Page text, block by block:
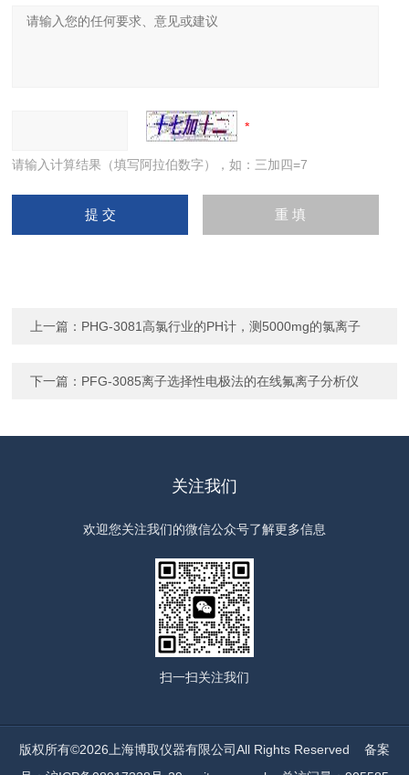
请输入计算结果（填写阿拉伯数字），如：三加四=7
上一篇： PHG-3081高氯行业的PH计，测5000mg的氯离子
下一篇： PFG-3085离子选择性电极法的在线氟离子分析仪
关注我们
欢迎您关注我们的微信公众号了解更多信息
扫一扫关注我们
版权所有©2026上海博取仪器有限公司All Rights Reserved 备案